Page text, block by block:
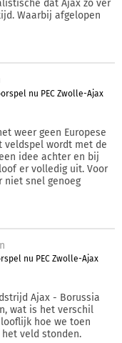
dat Ajax zo ver
Waarbij afgelopen
nu PEC Zwolle-Ajax
weer geen Europese
veldspel wordt met de
idee achter en bij
er volledig uit. Voor
niet snel genoeg
nu PEC Zwolle-Ajax
Ajax - Borussia
wat is het verschil
hoe we toen
veld stonden.